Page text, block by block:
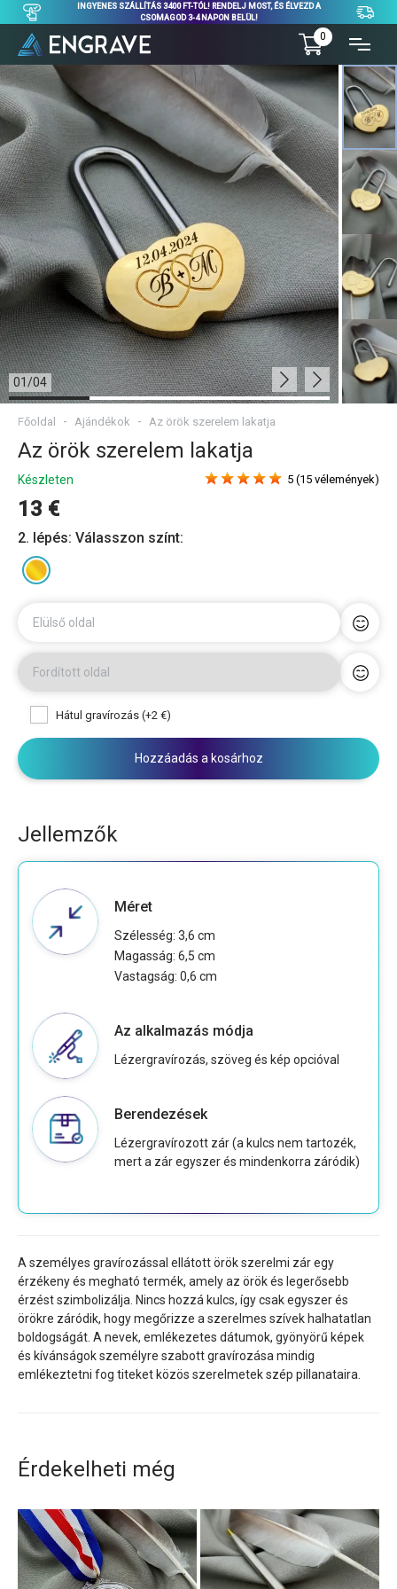
INGYENES SZÁLLÍTÁS 3400 FT-TÓL! RENDELJ MOST, ÉS ÉLVEZD A
CSOMAGOD 3-4 NAPON BELÜL!
0
01 /04
Főoldal Ajándékok Az örök szerelem lakatja
Az örök szerelem lakatja
Készleten
13 €
5 (15 vélemények)
2. lépés: Válasszon színt:
Elülső oldal
Fordított oldal
Hátul gravírozás (+2 €)
Hozzáadás a kosárhoz
Jellemzők
Méret
Szélesség: 3,6 cm
Magasság: 6,5 cm
Vastagság: 0,6 cm
Az alkalmazás módja
Lézergravírozás, szöveg és kép opcióval
Berendezések
Lézergravírozott zár (a kulcs nem tartozék,
mert a zár egyszer és mindenkorra záródik)
A személyes gravírozással ellátott örök szerelmi zár egy
érzékeny és megható termék, amely az örök és legerősebb
érzést szimbolizálja. Nincs hozzá kulcs, így csak egyszer és
örökre záródik, hogy megőrizze a szerelmes szívek halhatatlan
boldogságát. A nevek, emlékezetes dátumok, gyönyörű képek
és kívánságok személyre szabott gravírozása mindig
emlékeztetni fog titeket közös szerelmetek szép pillanataira.
Érdekelheti még